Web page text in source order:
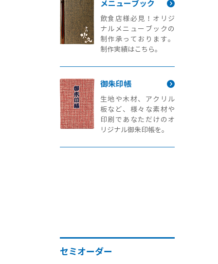
メニューブック
飲食店様必見！オリジ
ナルメニューブックの
制作承っております。
制作実績はこちら。
御朱印帳
生地や木材、アクリル
板など、様々な素材や
印刷であなただけのオ
リジナル御朱印帳を。
セミオーダー